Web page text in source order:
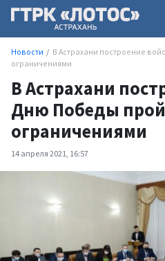
Новости
В Астрахани построение
ограничениями
В Астрахани
Дню Победы
ограничениями
14 апреля 2021, 16:57